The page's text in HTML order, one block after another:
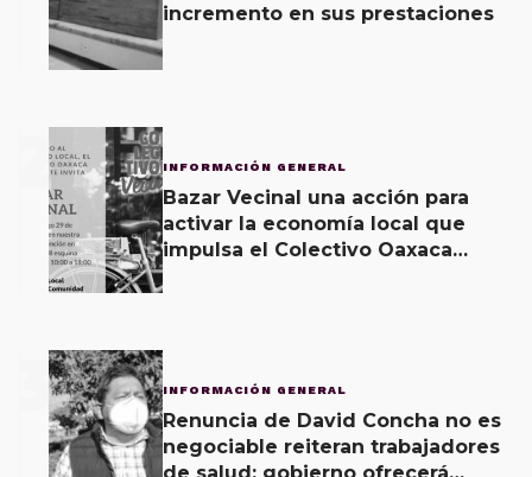
incremento en sus prestaciones
2 INFORMACIÓN GENERAL
Bazar Vecinal una acción para
activar la economía local que
impulsa el Colectivo Oaxaca
3 INFORMACIÓN GENERAL
Renuncia de David Concha no es
negociable reiteran trabajadores
de salud; gobierno ofrecerá